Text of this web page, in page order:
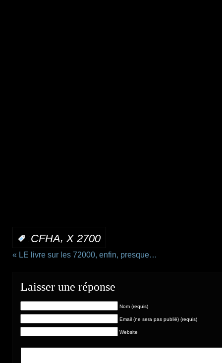
CFHA, X 2700
« LE livre sur les 72000, enfin, presque…
Laisser une réponse
Nom (requis)
Email (ne sera pas publié) (requis)
Website